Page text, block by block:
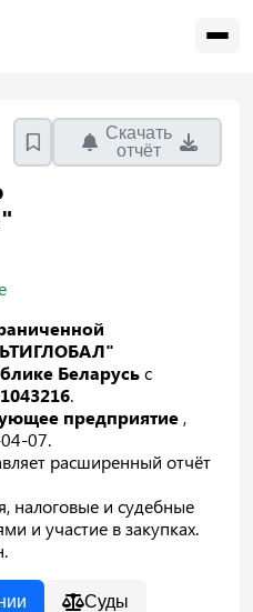
Скачать
отчёт
Беларусьс
.
предприятие ,
07.
расширенный отчёт
налоговые и судебные
и участие в закупках.
Суды